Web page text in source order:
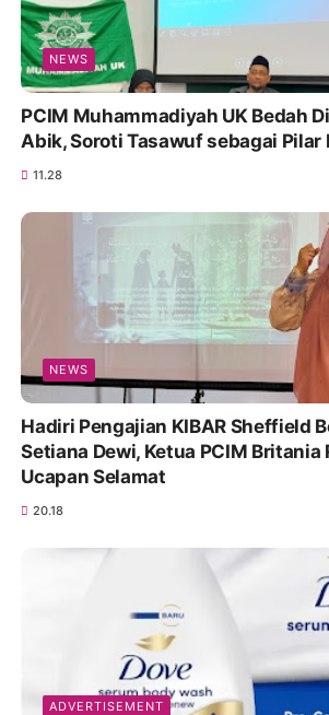
NEWS
PCIM Muhammadiyah UK Bedah
Abik, Soroti Tasawuf sebagai Pilar
11.28
NEWS
Hadiri Pengajian KIBAR Sheffield
Setiana Dewi, Ketua PCIM Britania
Ucapan Selamat
20.18
ADVERTISEMENT